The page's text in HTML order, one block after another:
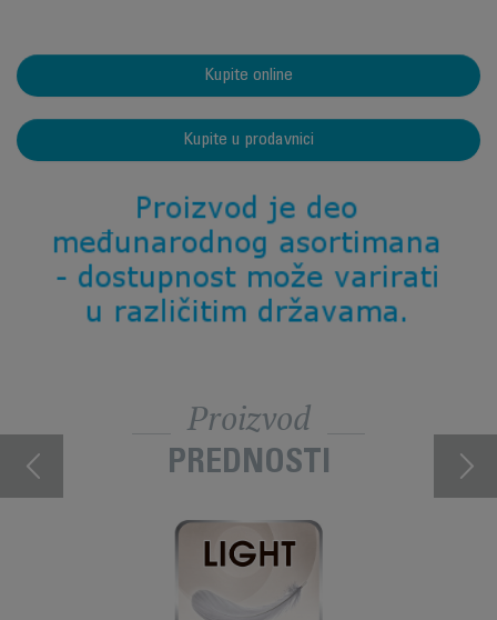
Kupite online
Kupite u prodavnici
Proizvod
PREDNOSTI